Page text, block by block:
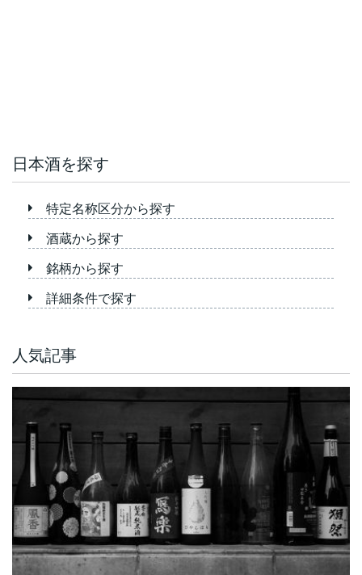
日本酒を探す
特定名称区分から探す
酒蔵から探す
銘柄から探す
詳細条件で探す
人気記事